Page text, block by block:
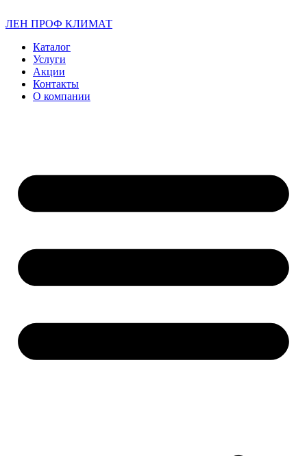
ЛЕН ПРОФ КЛИМАТ
Каталог
Услуги
Акции
Контакты
О компании